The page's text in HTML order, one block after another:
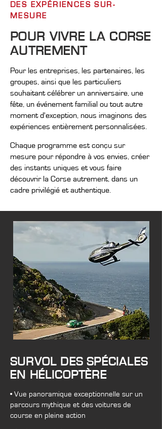
DES EXPÉRIENCES SUR-
MESURE
POUR VIVRE LA CORSE
AUTREMENT
Pour les entreprises, les partenaires, les
groupes, ainsi que les particuliers
souhaitant célébrer un anniversaire, une
fête, un événement familial ou tout autre
moment d'exception, nous imaginons des
expériences entièrement personnalisées.
Chaque programme est conçu sur
mesure pour répondre à vos envies, créer
des instants uniques et vous faire
découvrir la Corse autrement, dans un
cadre privilégié et authentique.
​SURVOL DES SPÉCIALES
EN HÉLICOPTÈRE
• Vue panoramique exceptionnelle sur un
parcours mythique et des voitures de
course en pleine action